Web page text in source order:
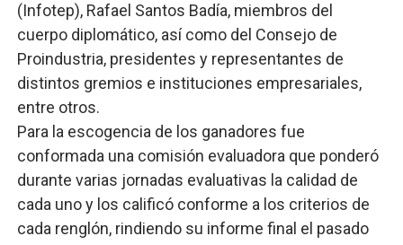
(Infotep), Rafael Santos Badía, miembros del
cuerpo diplomático, así como del Consejo de
Proindustria, presidentes y representantes de
distintos gremios e instituciones empresariales,
entre otros.
Para la escogencia de los ganadores fue
conformada una comisión evaluadora que ponderó
durante varias jornadas evaluativas la calidad de
cada uno y los calificó conforme a los criterios de
cada renglón, rindiendo su informe final el pasado